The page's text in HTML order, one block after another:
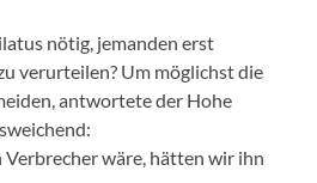
nötig, jemanden erst
verurteilen? Um möglichst die
antwortete der Hohe
Verbrecher wäre, hätten wir ihn